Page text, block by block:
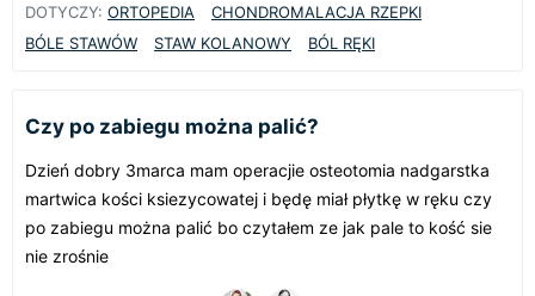
DOTYCZY: ORTOPEDIA
CHONDROMALACJA RZEPKI
BÓLE STAWÓW
STAW KOLANOWY BÓL RĘKI
Czy po zabiegu można palić?
Dzień dobry 3marca mam operacjie osteotomia nadgarstka
martwica kości ksiezycowatej i będę miał płytkę w ręku czy
po zabiegu można palić bo czytałem ze jak pale to kość sie
nie zrośnie